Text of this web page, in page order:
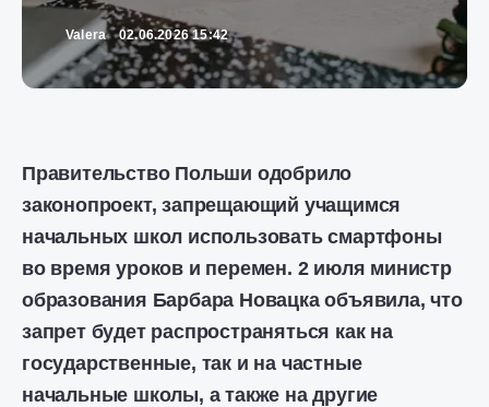
Valera 02.06.2026 15:42
Правительство Польши одобрило
законопроект, запрещающий учащимся
начальных школ использовать смартфоны
во время уроков и перемен. 2 июля министр
образования Барбара Новацка объявила, что
запрет будет распространяться как на
государственные, так и на частные
начальные школы, а также на другие